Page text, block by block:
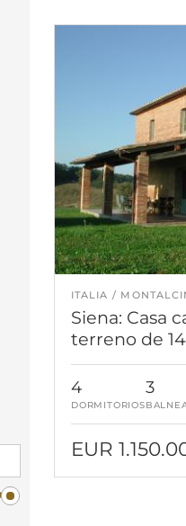
ITALIA
Siena: Casa
terreno de
4
DORMITORIOS
3
EUR